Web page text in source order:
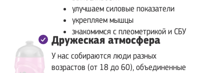
Дружеская атмосфера
улучшаем силовые показатели
укрепляем мышцы
знакомимся с плеометрикой и СБУ
У нас собираются люди разных
возрастов (от 18 до 60), объединенные